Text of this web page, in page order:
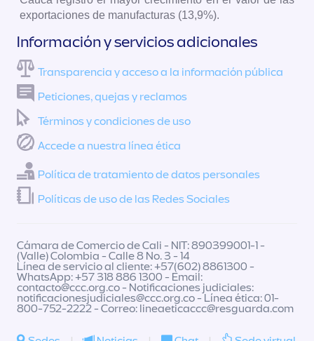
exportaciones de manufacturas (13,9%).
Información y servicios adicionales
Transparencia y acceso a la información pública
Peticiones, quejas y reclamos
Términos y condiciones de uso
Accede a nuestra línea ética
Política de tratamiento de datos personales
Políticas de uso de las Redes Sociales
Cámara de Comercio de Cali - NIT: 890399001-1 -
(Valle) Colombia - Calle 8 No. 3 - 14
Línea de servicio al cliente: +57(602) 8861300 -
WhatsApp: +57 318 886 1300 - Email:
contacto@ccc.org.co- Notificaciones judiciales:
notificacionesjudiciales@ccc.org.co- Línea ética: 01-
800-752-2222 - Correo: lineaeticaccc@resguarda.com